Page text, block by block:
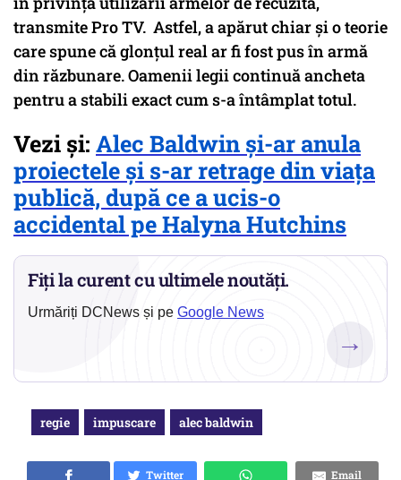
transmite Pro TV. Astfel, a apărut chiar și o teorie
care spune că glonțul real ar fi fost pus în armă
din răzbunare. Oamenii legii continuă ancheta
pentru a stabili exact cum s-a întâmplat totul.
Vezi și: Alec Baldwin și-ar anula
proiectele și s-ar retrage din viața
publică, după ce a ucis-o
accidental pe Halyna Hutchins
Fiți la curent cu ultimele noutăți.
Urmăriți DCNews și pe Google News
→
regie impuscare alec baldwin
Twitter
Email